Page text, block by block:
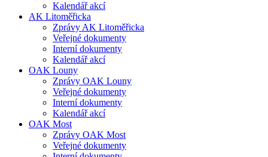
Kalendář akcí
AK Litoměřicka
Zprávy AK Litoměřicka
Veřejné dokumenty
Interní dokumenty
Kalendář akcí
OAK Louny
Zprávy OAK Louny
Veřejné dokumenty
Interní dokumenty
Kalendář akcí
OAK Most
Zprávy OAK Most
Veřejné dokumenty